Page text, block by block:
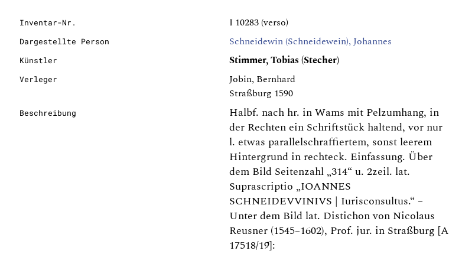
Inventar-Nr. I 10283 (verso)
Dargestellte Person Schneidewin (Schneidewein), Johannes
Künstler Stimmer, Tobias (Stecher)
Verleger
Jobin, Bernhard
Straßburg 1590
Beschreibung
Halbf. nach hr. in Wams mit Pelzumhang, in
der Rechten ein Schriftstück haltend, vor nur
l. etwas parallelschraffiertem, sonst leerem
Hintergrund in rechteck. Einfassung. Über
dem Bild Seitenzahl „314“ u. 2zeil. lat.
Suprascriptio „IOANNES
SCHNEIDEVVINIVS | Iurisconsultus.“ –
Unter dem Bild lat. Distichon von Nicolaus
Reusner (1545–1602), Prof. jur. in Straßburg [A
17518/19]: